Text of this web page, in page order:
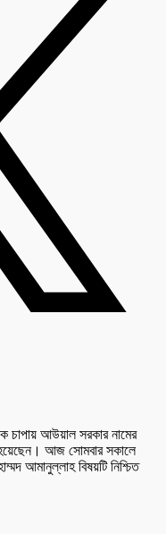
চাপায় আউয়াল সরকার নামের
আজ সোমবার সকালে
আমানুল্লাহ বিষয়টি নিশ্চিত